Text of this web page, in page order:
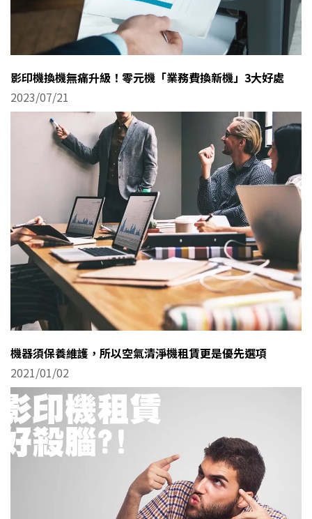
影印機換機無痛升級！零元機「業務費換新機」3大好處
2023/07/21
機器須保養維護，所以空氣清淨機租賃更是優先選項
2021/01/02